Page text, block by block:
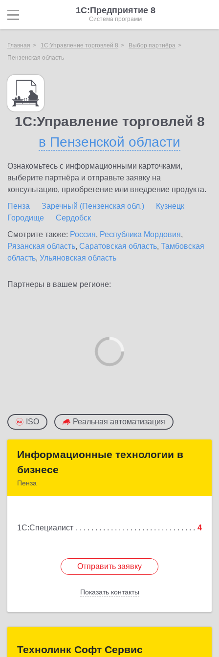
1С:Предприятие 8
Система программ
Главная 1С:Управление торговлей 8
Выбор партнёра
Пензенская область
1С:Управление торговлей 8
в Пензенской области
Ознакомьтесь с информационными карточками,
выберите партнёра и отправьте заявку на
консультацию, приобретение или внедрение продукта.
Пенза
Заречный (Пензенская обл.)
Кузнецк
Городище
Сердобск
Смотрите также: Россия, Республика Мордовия,
Рязанская область, Саратовская область, Тамбовская
область, Ульяновская область
Партнеры в вашем регионе:
ISO Реальная автоматизация
Информационные технологии в
бизнесе
Пенза
1С:Специалист 4
Отправить заявку
Показать контакты
Информационные технологии в
Подробнее
Отправить заявку
Назад
Технолинк Софт Сервис